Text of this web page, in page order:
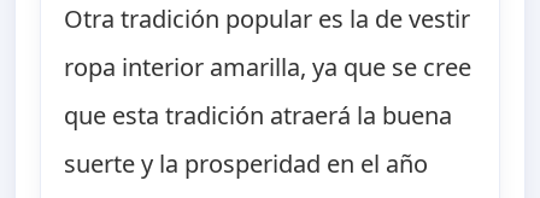
Otra tradición popular es la de vestir
ropa interior amarilla, ya que se cree
que esta tradición atraerá la buena
suerte y la prosperidad en el año